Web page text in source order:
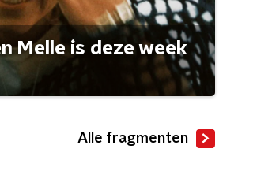
Melle is deze week
Alle fragmenten